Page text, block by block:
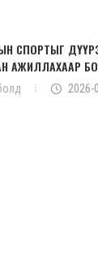
СПОРТЫГ
АЖИЛЛАХААР
2026-